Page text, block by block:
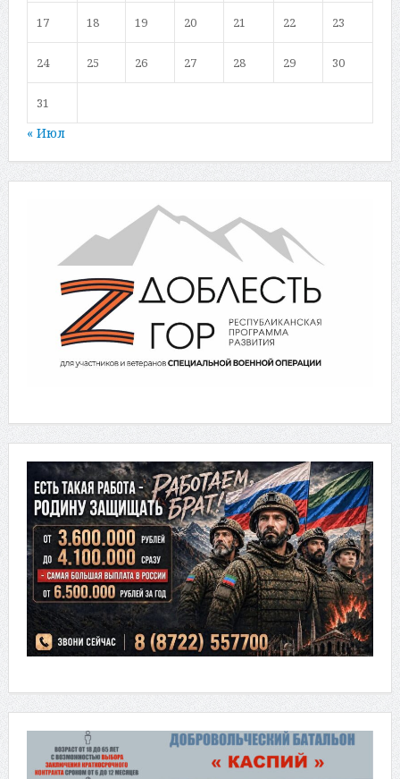
17 18 19 20 21 22 23
24 25 26 27 28 29 30
31
« Июл